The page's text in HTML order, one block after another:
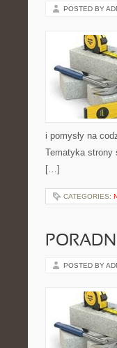
POSTED BY
i pomysły na
Tematyka strony
[…]
CATEGORIES:
POSTED BY